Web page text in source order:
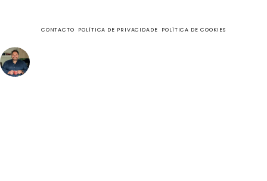
CONTACTO POLÍTICA DE PRIVACIDADE POLÍTICA DE COOKIES